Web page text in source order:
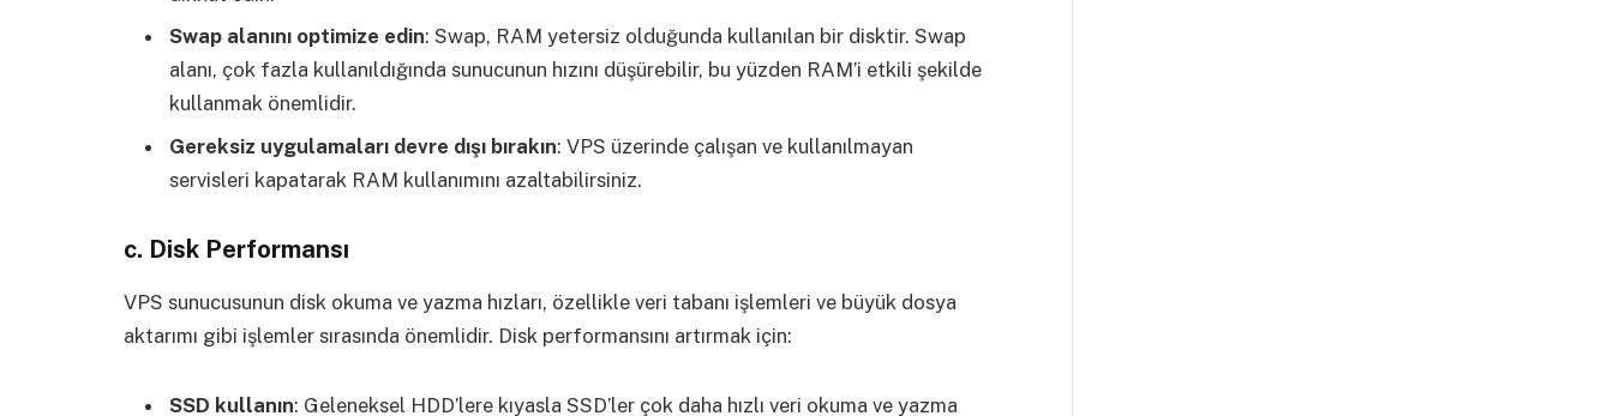
Swap alanını optimize edin: Swap, RAM yetersiz olduğunda kullanılan bir disktir. Swap
alanı, çok fazla kullanıldığında sunucunun hızını düşürebilir, bu yüzden RAM’i etkili şekilde
kullanmak önemlidir.
Gereksiz uygulamaları devre dışı bırakın: VPS üzerinde çalışan ve kullanılmayan
servisleri kapatarak RAM kullanımını azaltabilirsiniz.
c. Disk Performansı
VPS sunucusunun disk okuma ve yazma hızları, özellikle veri tabanı işlemleri ve büyük dosya
aktarımı gibi işlemler sırasında önemlidir. Disk performansını artırmak için:
SSD kullanın: Geleneksel HDD’lere kıyasla SSD’ler çok daha hızlı veri okuma ve yazma